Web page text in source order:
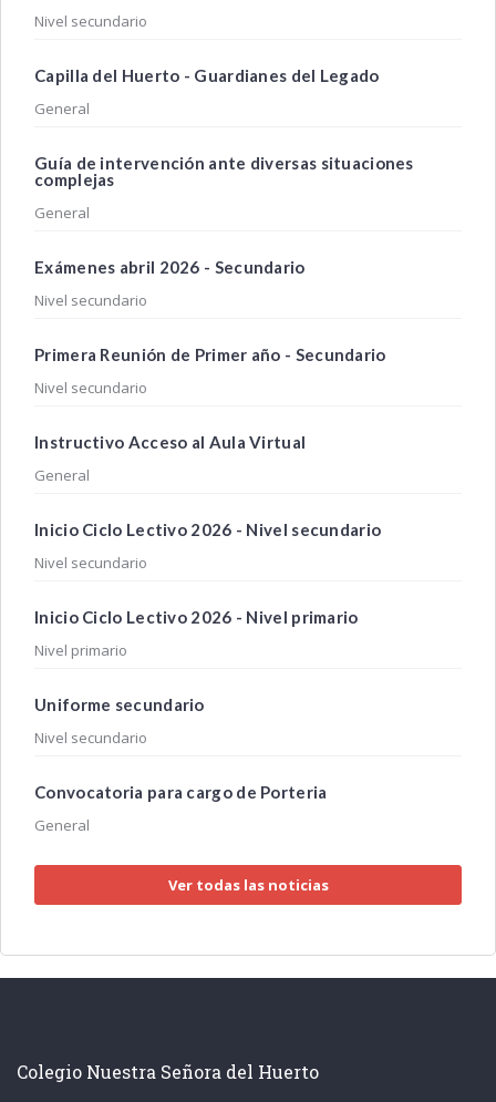
Nivel secundario
Capilla del Huerto - Guardianes del Legado
General
Guía de intervención ante diversas situaciones
complejas
General
Exámenes abril 2026 - Secundario
Nivel secundario
Primera Reunión de Primer año - Secundario
Nivel secundario
Instructivo Acceso al Aula Virtual
General
Inicio Ciclo Lectivo 2026 - Nivel secundario
Nivel secundario
Inicio Ciclo Lectivo 2026 - Nivel primario
Nivel primario
Uniforme secundario
Nivel secundario
Convocatoria para cargo de Porteria
General
Ver todas las noticias
Colegio Nuestra Señora del Huerto